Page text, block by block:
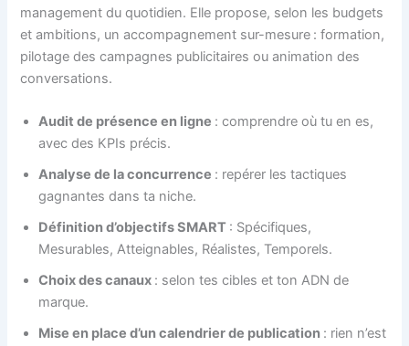
management du quotidien. Elle propose, selon les budgets
et ambitions, un accompagnement sur-mesure : formation,
pilotage des campagnes publicitaires ou animation des
conversations.
Audit de présence en ligne : comprendre où tu en es,
avec des KPIs précis.
Analyse de la concurrence : repérer les tactiques
gagnantes dans ta niche.
Définition d’objectifs SMART : Spécifiques,
Mesurables, Atteignables, Réalistes, Temporels.
Choix des canaux : selon tes cibles et ton ADN de
marque.
Mise en place d’un calendrier de publication : rien n’est